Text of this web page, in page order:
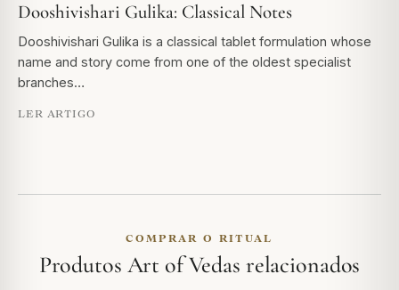
Dooshivishari Gulika: Classical Notes
Dooshivishari Gulika is a classical tablet formulation whose
name and story come from one of the oldest specialist
branches…
LER ARTIGO
COMPRAR O RITUAL
Produtos Art of Vedas relacionados